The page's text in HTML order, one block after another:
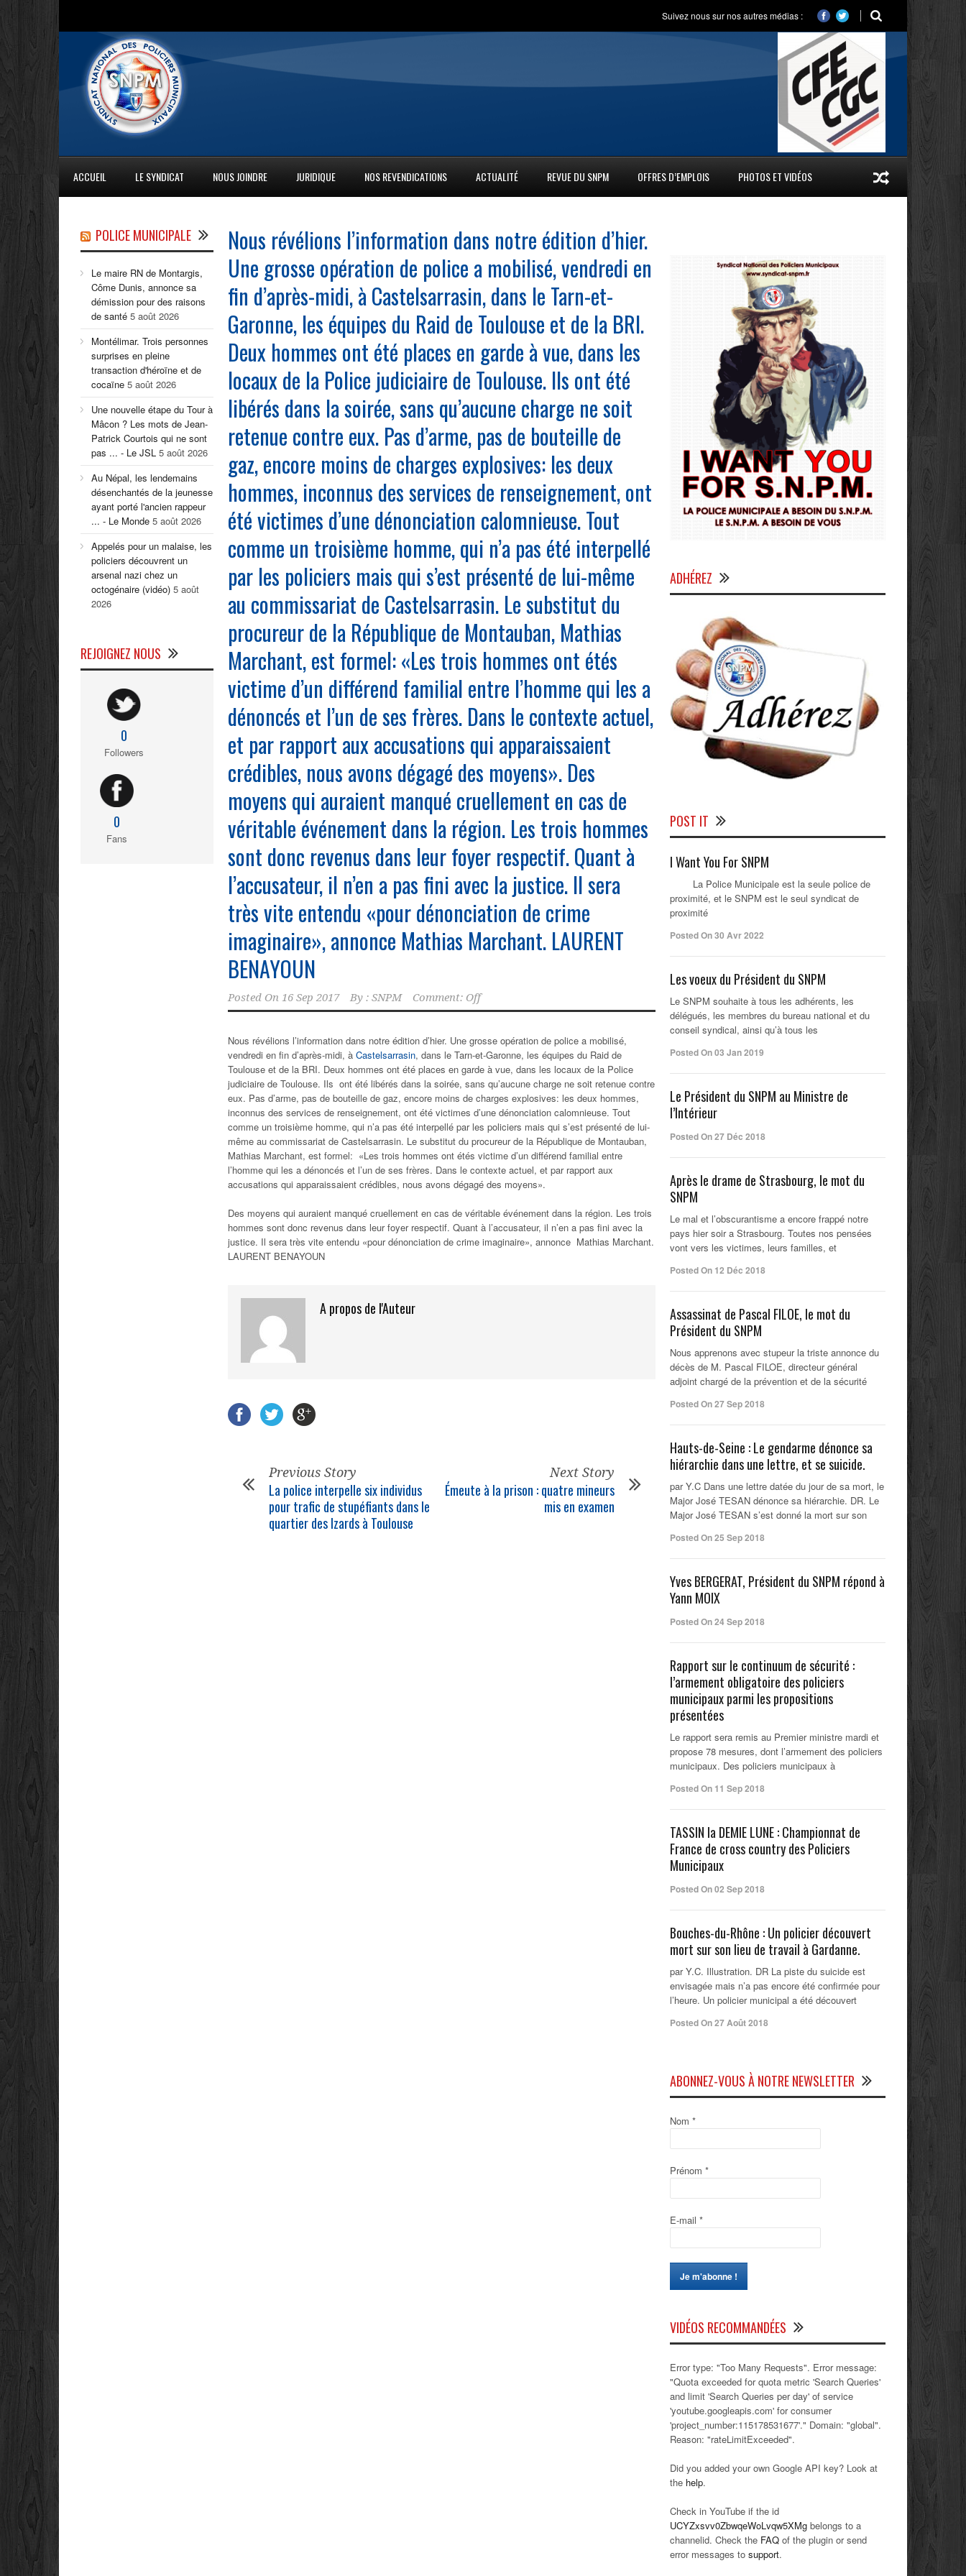
Suivez nous sur nos autres médias :
ACCUEIL LE SYNDICAT NOUS JOINDRE JURIDIQUE NOS REVENDICATIONS ACTUALITÉ REVUE DU SNPM OFFRES D’EMPLOIS PHOTOS ET VIDÉOS
Nous révélions l’information dans notre édition d’hier.
Une grosse opération de police a mobilisé, vendredi en
fin d’après-midi, à Castelsarrasin, dans le Tarn-et-
Garonne, les équipes du Raid de Toulouse et de la BRI.
Deux hommes ont été places en garde à vue, dans les
locaux de la Police judiciaire de Toulouse. Ils ont été
libérés dans la soirée, sans qu’aucune charge ne soit
retenue contre eux. Pas d’arme, pas de bouteille de
gaz, encore moins de charges explosives: les deux
hommes, inconnus des services de renseignement, ont
été victimes d’une dénonciation calomnieuse. Tout
comme un troisième homme, qui n’a pas été interpellé
par les policiers mais qui s’est présenté de lui-même
au commissariat de Castelsarrasin. Le substitut du
procureur de la République de Montauban, Mathias
Marchant, est formel: «Les trois hommes ont étés
victime d’un différend familial entre l’homme qui les a
dénoncés et l’un de ses frères. Dans le contexte actuel,
et par rapport aux accusations qui apparaissaient
crédibles, nous avons dégagé des moyens». Des
moyens qui auraient manqué cruellement en cas de
véritable événement dans la région. Les trois hommes
sont donc revenus dans leur foyer respectif. Quant à
l’accusateur, il n’en a pas fini avec la justice. Il sera
très vite entendu «pour dénonciation de crime
imaginaire», annonce Mathias Marchant. LAURENT
BENAYOUN
Posted On 16 Sep 2017 By : SNPM Comment: Off
Nous révélions l’information dans notre édition d’hier. Une grosse opération de police a mobilisé,
vendredi en fin d’après-midi, à Castelsarrasin, dans le Tarn-et-Garonne, les équipes du Raid de
Toulouse et de la BRI. Deux hommes ont été places en garde à vue, dans les locaux de la Police
judiciaire de Toulouse. Ils ont été libérés dans la soirée, sans qu’aucune charge ne soit retenue contre
eux. Pas d’arme, pas de bouteille de gaz, encore moins de charges explosives: les deux hommes,
inconnus des services de renseignement, ont été victimes d’une dénonciation calomnieuse. Tout
comme un troisième homme, qui n’a pas été interpellé par les policiers mais qui s’est présenté de lui-
même au commissariat de Castelsarrasin. Le substitut du procureur de la République de Montauban,
Mathias Marchant, est formel: «Les trois hommes ont étés victime d’un différend familial entre
l’homme qui les a dénoncés et l’un de ses frères. Dans le contexte actuel, et par rapport aux
accusations qui apparaissaient crédibles, nous avons dégagé des moyens».
Des moyens qui auraient manqué cruellement en cas de véritable événement dans la région. Les trois
hommes sont donc revenus dans leur foyer respectif. Quant à l’accusateur, il n’en a pas fini avec la
justice. Il sera très vite entendu «pour dénonciation de crime imaginaire», annonce Mathias Marchant.
LAURENT BENAYOUN
A propos de l'Auteur
Previous Story
La police interpelle six individus
pour trafic de stupéfiants dans le
quartier des Izards à Toulouse
Next Story
Émeute à la prison : quatre mineurs
mis en examen
POLICE MUNICIPALE
Le maire RN de Montargis,
Côme Dunis, annonce sa
démission pour des raisons
de santé 5 août 2026
Montélimar. Trois personnes
surprises en pleine
transaction d'héroïne et de
cocaïne 5 août 2026
Une nouvelle étape du Tour à
Mâcon ? Les mots de Jean-
Patrick Courtois qui ne sont
pas ... - Le JSL 5 août 2026
Au Népal, les lendemains
désenchantés de la jeunesse
ayant porté l'ancien rappeur
... - Le Monde 5 août 2026
Appelés pour un malaise, les
policiers découvrent un
arsenal nazi chez un
octogénaire (vidéo) 5 août
2026
REJOIGNEZ NOUS
0
Followers
0
Fans
ADHÉREZ
POST IT
I Want You For SNPM
La Police Municipale est la seule police de
proximité, et le SNPM est le seul syndicat de
proximité
Posted On 30 Avr 2022
Les voeux du Président du SNPM
Le SNPM souhaite à tous les adhérents, les
délégués, les membres du bureau national et du
conseil syndical, ainsi qu’à tous les
Posted On 03 Jan 2019
Le Président du SNPM au Ministre de
l’Intérieur
Posted On 27 Déc 2018
Après le drame de Strasbourg, le mot du
SNPM
Le mal et l’obscurantisme a encore frappé notre
pays hier soir a Strasbourg. Toutes nos pensées
vont vers les victimes, leurs familles, et
Posted On 12 Déc 2018
Assassinat de Pascal FILOE, le mot du
Président du SNPM
Nous apprenons avec stupeur la triste annonce du
décès de M. Pascal FILOE, directeur général
adjoint chargé de la prévention et de la sécurité
Posted On 27 Sep 2018
Hauts-de-Seine : Le gendarme dénonce sa
hiérarchie dans une lettre, et se suicide.
par Y.C Dans une lettre datée du jour de sa mort, le
Major José TESAN dénonce sa hiérarchie. DR. Le
Major José TESAN s’est donné la mort sur son
Posted On 25 Sep 2018
Yves BERGERAT, Président du SNPM répond à
Yann MOIX
Posted On 24 Sep 2018
Rapport sur le continuum de sécurité :
l’armement obligatoire des policiers
municipaux parmi les propositions
présentées
Le rapport sera remis au Premier ministre mardi et
propose 78 mesures, dont l’armement des policiers
municipaux. Des policiers municipaux à
Posted On 11 Sep 2018
TASSIN la DEMIE LUNE : Championnat de
France de cross country des Policiers
Municipaux
Posted On 02 Sep 2018
Bouches-du-Rhône : Un policier découvert
mort sur son lieu de travail à Gardanne.
par Y.C. Illustration. DR La piste du suicide est
envisagée mais n’a pas encore été confirmée pour
l’heure. Un policier municipal a été découvert
Posted On 27 Août 2018
ABONNEZ-VOUS À NOTRE NEWSLETTER
Nom *
Prénom *
E-mail *
VIDÉOS RECOMMANDÉES
Error type: "Too Many Requests". Error message:
"Quota exceeded for quota metric 'Search Queries'
and limit 'Search Queries per day' of service
'youtube.googleapis.com' for consumer
'project_number:115178531677'." Domain: "global".
Reason: "rateLimitExceeded".
Did you added your own Google API key? Look at
the help.
Check in YouTube if the id
UCYZxsvv0ZbwqeWoLvqw5XMg belongs to a
channelid. Check the FAQ of the plugin or send
error messages to support.